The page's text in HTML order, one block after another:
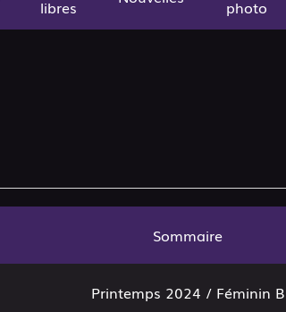
libres
photo
Sommaire
Printemps 2024 / Féminin B